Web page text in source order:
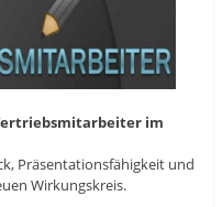
im
Präsentationsfähigkeit und
Wirkungskreis.